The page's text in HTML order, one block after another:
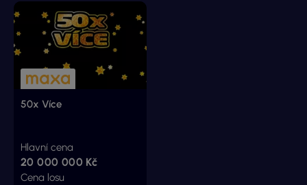
50x Více
Hlavní cena
20 000 000 Kč
Cena losu